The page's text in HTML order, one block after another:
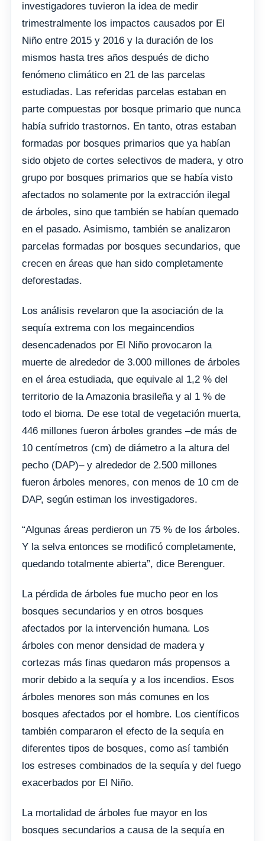
investigadores tuvieron la idea de medir
trimestralmente los impactos causados por El
Niño entre 2015 y 2016 y la duración de los
mismos hasta tres años después de dicho
fenómeno climático en 21 de las parcelas
estudiadas. Las referidas parcelas estaban en
parte compuestas por bosque primario que nunca
había sufrido trastornos. En tanto, otras estaban
formadas por bosques primarios que ya habían
sido objeto de cortes selectivos de madera, y otro
grupo por bosques primarios que se había visto
afectados no solamente por la extracción ilegal
de árboles, sino que también se habían quemado
en el pasado. Asimismo, también se analizaron
parcelas formadas por bosques secundarios, que
crecen en áreas que han sido completamente
deforestadas.
Los análisis revelaron que la asociación de la
sequía extrema con los megaincendios
desencadenados por El Niño provocaron la
muerte de alrededor de 3.000 millones de árboles
en el área estudiada, que equivale al 1,2 % del
territorio de la Amazonia brasileña y al 1 % de
todo el bioma. De ese total de vegetación muerta,
446 millones fueron árboles grandes –de más de
10 centímetros (cm) de diámetro a la altura del
pecho (DAP)– y alrededor de 2.500 millones
fueron árboles menores, con menos de 10 cm de
DAP, según estiman los investigadores.
“Algunas áreas perdieron un 75 % de los árboles.
Y la selva entonces se modificó completamente,
quedando totalmente abierta”, dice Berenguer.
La pérdida de árboles fue mucho peor en los
bosques secundarios y en otros bosques
afectados por la intervención humana. Los
árboles con menor densidad de madera y
cortezas más finas quedaron más propensos a
morir debido a la sequía y a los incendios. Esos
árboles menores son más comunes en los
bosques afectados por el hombre. Los científicos
también compararon el efecto de la sequía en
diferentes tipos de bosques, como así también
los estreses combinados de la sequía y del fuego
exacerbados por El Niño.
La mortalidad de árboles fue mayor en los
bosques secundarios a causa de la sequía en